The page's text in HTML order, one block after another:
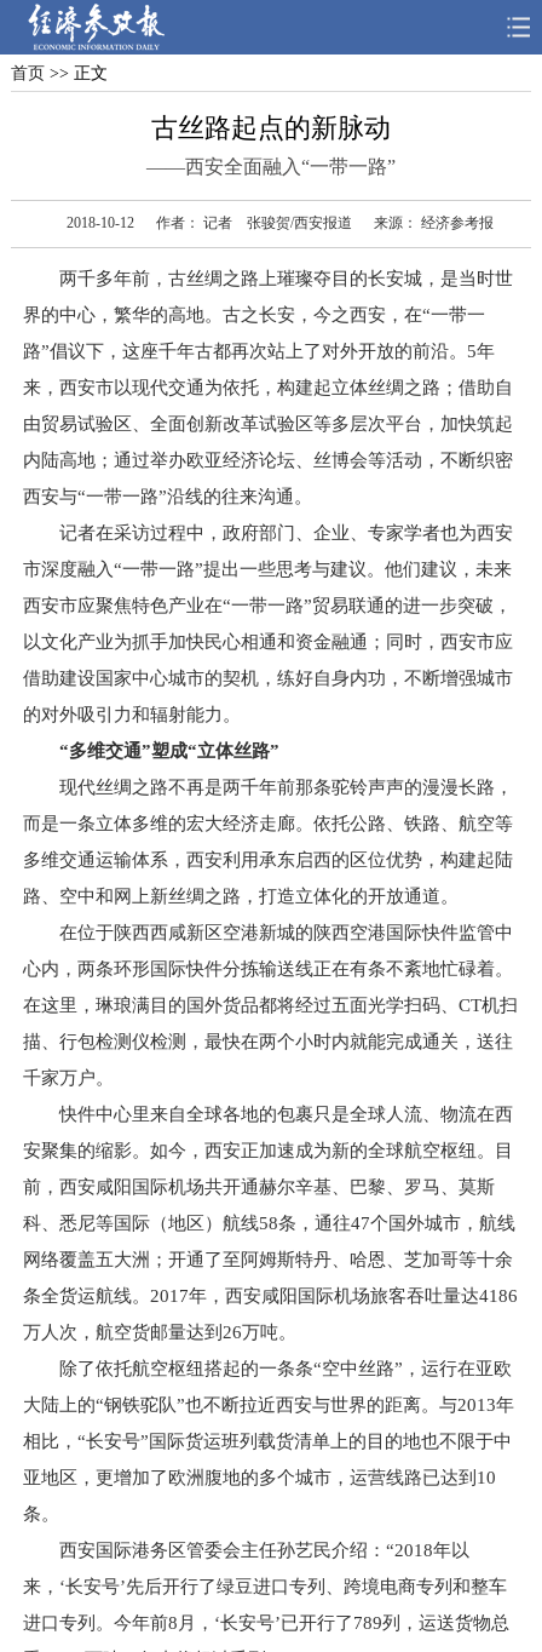
首页 深度 思想
首页 >> 正文
古丝路起点的新脉动
——西安全面融入“一带一路”
2018-10-12 作者： 记者 张骏贺/西安报道 来源： 经济参考报
两千多年前，古丝绸之路上璀璨夺目的长安城，是当时世
界的中心，繁华的高地。古之长安，今之西安，在“一带一
路”倡议下，这座千年古都再次站上了对外开放的前沿。5年
来，西安市以现代交通为依托，构建起立体丝绸之路；借助自
由贸易试验区、全面创新改革试验区等多层次平台，加快筑起
内陆高地；通过举办欧亚经济论坛、丝博会等活动，不断织密
西安与“一带一路”沿线的往来沟通。
记者在采访过程中，政府部门、企业、专家学者也为西安
市深度融入“一带一路”提出一些思考与建议。他们建议，未来
西安市应聚焦特色产业在“一带一路”贸易联通的进一步突破，
以文化产业为抓手加快民心相通和资金融通；同时，西安市应
借助建设国家中心城市的契机，练好自身内功，不断增强城市
的对外吸引力和辐射能力。
“多维交通”塑成“立体丝路”
现代丝绸之路不再是两千年前那条驼铃声声的漫漫长路，
而是一条立体多维的宏大经济走廊。依托公路、铁路、航空等
多维交通运输体系，西安利用承东启西的区位优势，构建起陆
路、空中和网上新丝绸之路，打造立体化的开放通道。
在位于陕西西咸新区空港新城的陕西空港国际快件监管中
心内，两条环形国际快件分拣输送线正在有条不紊地忙碌着。
在这里，琳琅满目的国外货品都将经过五面光学扫码、CT机扫
描、行包检测仪检测，最快在两个小时内就能完成通关，送往
千家万户。
快件中心里来自全球各地的包裹只是全球人流、物流在西
安聚集的缩影。如今，西安正加速成为新的全球航空枢纽。目
前，西安咸阳国际机场共开通赫尔辛基、巴黎、罗马、莫斯
科、悉尼等国际（地区）航线58条，通往47个国外城市，航线
网络覆盖五大洲；开通了至阿姆斯特丹、哈恩、芝加哥等十余
条全货运航线。2017年，西安咸阳国际机场旅客吞吐量达4186
万人次，航空货邮量达到26万吨。
除了依托航空枢纽搭起的一条条“空中丝路”，运行在亚欧
大陆上的“钢铁驼队”也不断拉近西安与世界的距离。与2013年
相比，“长安号”国际货运班列载货清单上的目的地也不限于中
亚地区，更增加了欧洲腹地的多个城市，运营线路已达到10
条。
西安国际港务区管委会主任孙艺民介绍：“2018年以
来，‘长安号’先后开行了绿豆进口专列、跨境电商专列和整车
进口专列。今年前8月，‘长安号’已开行了789列，运送货物总